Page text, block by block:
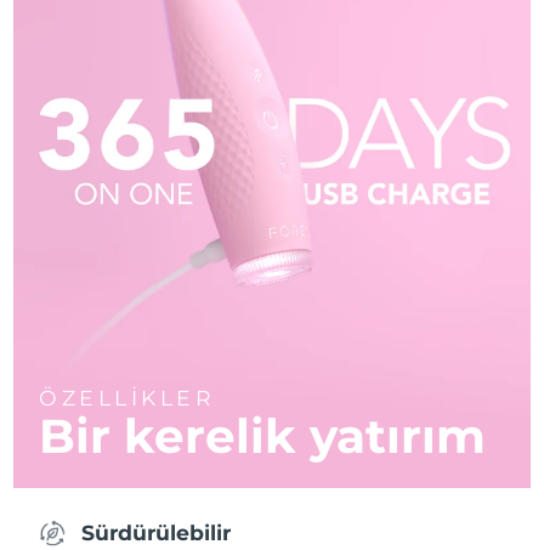
ÖZELLİKLER
Bir kerelik yatırım
Sürdürülebilir